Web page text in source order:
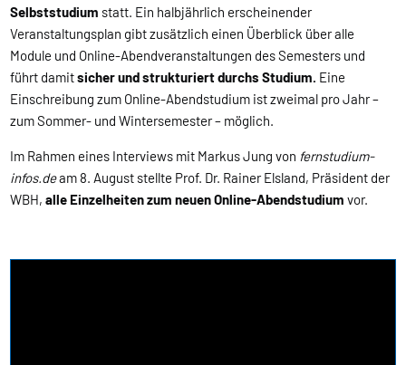
Selbststudium statt. Ein halbjährlich erscheinender
Veranstaltungsplan gibt zusätzlich einen Überblick über alle
Module und Online-Abendveranstaltungen des Semesters und
führt damitsicher und strukturiert durchs Studium. Eine
Einschreibung zum Online-Abendstudium ist zweimal pro Jahr –
zum Sommer- und Wintersemester – möglich.
Im Rahmen eines Interviews mit Markus Jung von fernstudium-
infos.deam 8. August stellte Prof. Dr. Rainer Elsland, Präsident der
WBH,alle Einzelheiten zum neuen Online-Abendstudiumvor.